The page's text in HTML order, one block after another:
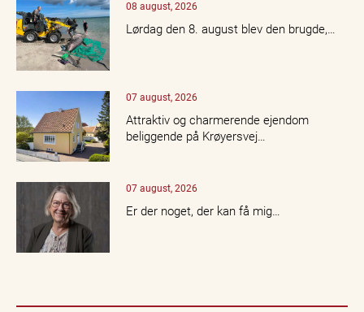
08 august, 2026
Lørdag den 8. august blev den brugde,…
07 august, 2026
Attraktiv og charmerende ejendom
beliggende på Krøyersvej…
07 august, 2026
Er der noget, der kan få mig…